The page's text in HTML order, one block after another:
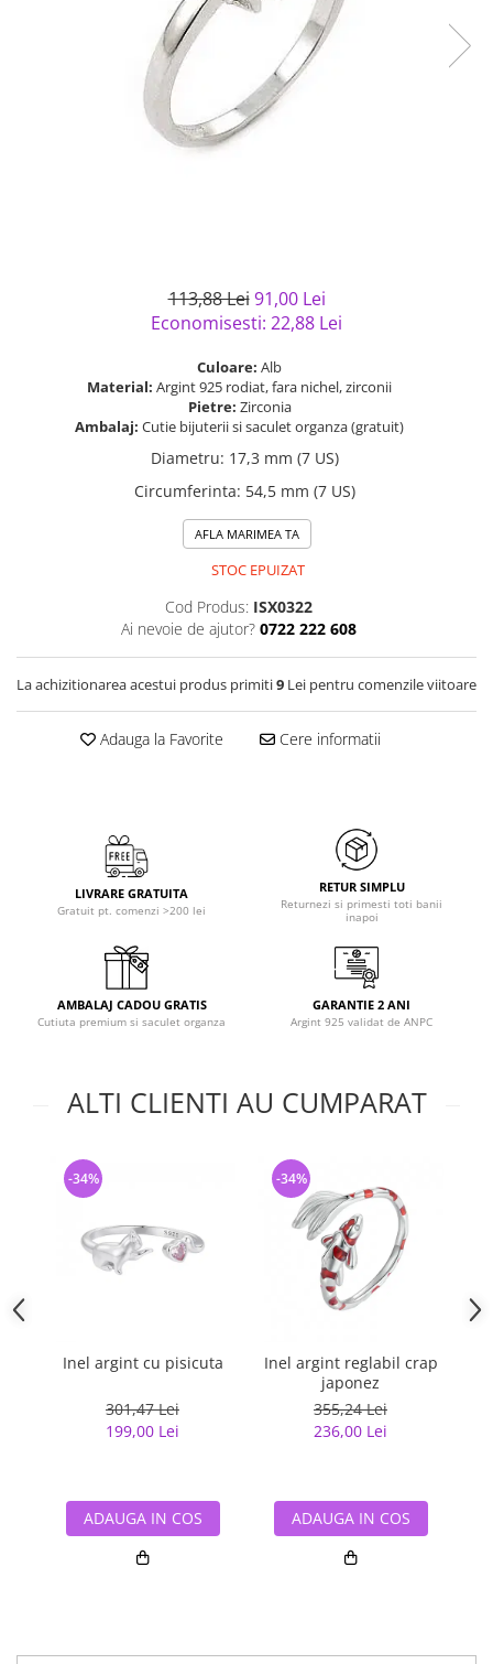
Bijuterii argint placat cu aur
Bijuterii argint cu diverse
Bijuterii argint cu murano
Bijuterii gotice si rock
Solutii si lavete de curatare
113,88 Lei 91,00 Lei
Economisesti: 22,88 Lei
Culoare: Alb
Material: Argint 925 rodiat, fara nichel, zirconii
Pietre: Zirconia
Ambalaj: Cutie bijuterii si saculet organza (gratuit)
Diametru: 17,3 mm (7 US)
Circumferinta: 54,5 mm (7 US)
AFLA MARIMEA TA
STOC EPUIZAT
Cod Produs: ISX0322
Ai nevoie de ajutor? 0722 222 608
La achizitionarea acestui produs primiti9 Lei pentru comenzile viitoare
Adauga la Favorite Cere informatii
LIVRARE GRATUITA
Gratuit pt. comenzi >200 lei
RETUR SIMPLU
Returnezi si primesti toti banii
inapoi
AMBALAJ CADOU GRATIS
Cutiuta premium si saculet organza
GARANTIE 2 ANI
Argint 925 validat de ANPC
ALTI CLIENTI AU CUMPARAT
Inel argint cu pisicuta
301,47 Lei
199,00 Lei
-34%
ADAUGA IN COS
Inel argint reglabil crap
japonez
355,24 Lei
236,00 Lei
-34%
ADAUGA IN COS